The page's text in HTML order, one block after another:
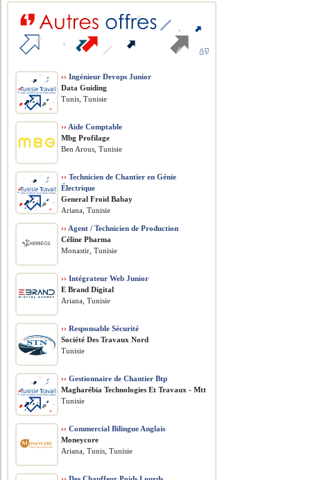
›› Ingénieur Devops Junior
Data Guiding
Tunis, Tunisie
›› Aide Comptable
Mbg Profilage
Ben Arous, Tunisie
›› Technicien de Chantier en Génie
Électrique
General Froid Babay
Ariana, Tunisie
›› Agent / Technicien de Production
Céline Pharma
Monastir, Tunisie
›› Intégrateur Web Junior
E Brand Digital
Ariana, Tunisie
›› Responsable Sécurité
Société Des Travaux Nord
Tunisie
›› Gestionnaire de Chantier Btp
Magharébia Technologies Et Travaux - Mtt
Tunisie
›› Commercial Bilingue Anglais
Moneycore
Ariana, Tunis, Tunisie